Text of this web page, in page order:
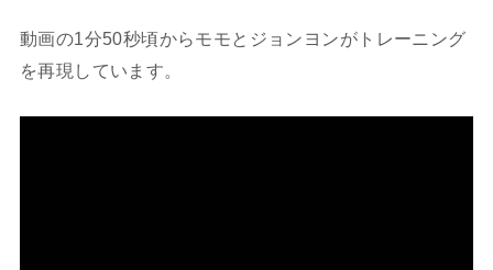
動画の1分50秒頃からモモとジョンヨンがトレーニング
を再現しています。